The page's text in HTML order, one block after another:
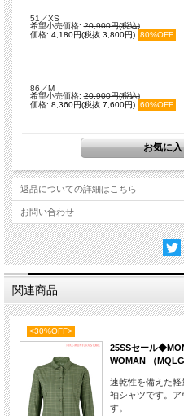
51／XS
希望小売価格:20,900円(税込)
価格: 4,180円(税抜 3,800円) 80%OFF
86／M
希望小売価格:20,900円(税込)
価格: 8,360円(税抜 7,600円) 60%OFF
返品についての詳細はこちら
お問い合わせ
関連商品
<30%OFF>
25SSセール
WOMAN （
速乾性を備えた
袖シャツです。
す。